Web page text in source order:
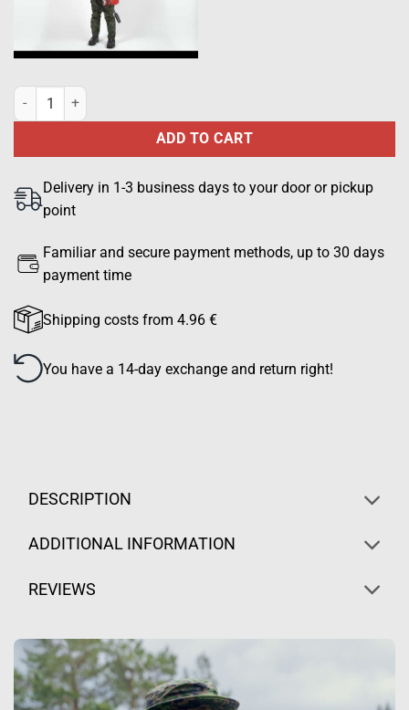
Waterproof Gun Sleeve quantity
ADD TO CART
Delivery in 1-3 business days to your door or pickup
point
Familiar and secure payment methods, up to 30 days
payment time
Shipping costs from 4.96 €
You have a 14-day exchange and return right!
DESCRIPTION
ADDITIONAL INFORMATION
REVIEWS